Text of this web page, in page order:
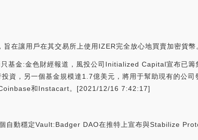
在讓用戶在其交易所上使用IZER完全放心地買賣加密貨幣
基金:金色財經報道，風投公司Initialized Capital宣布已籌
資，另一個基金規模達1.7億美元，將用于幫助現有的公
和Instacart。[2021/12/16 7:42:17]
動穩定Vault:Badger DAO在推特上宣布與Stabilize